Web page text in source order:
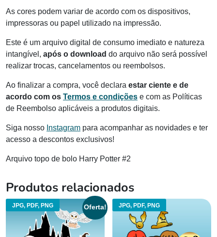
As cores podem variar de acordo com os dispositivos,
impressoras ou papel utilizado na impressão.
Este é um arquivo digital de consumo imediato e natureza
intangível, após o download do arquivo não será possível
realizar trocas, cancelamentos ou reembolsos.
Ao finalizar a compra, você declara estar ciente e de
acordo com os Termos e condições e com as Políticas
de Reembolso aplicáveis a produtos digitais.
Siga nosso Instagram para acompanhar as novidades e ter
acesso a descontos exclusivos!
Arquivo topo de bolo Harry Potter #2
Produtos relacionados
JPG, PDF, PNG Oferta! JPG, PDF, PNG